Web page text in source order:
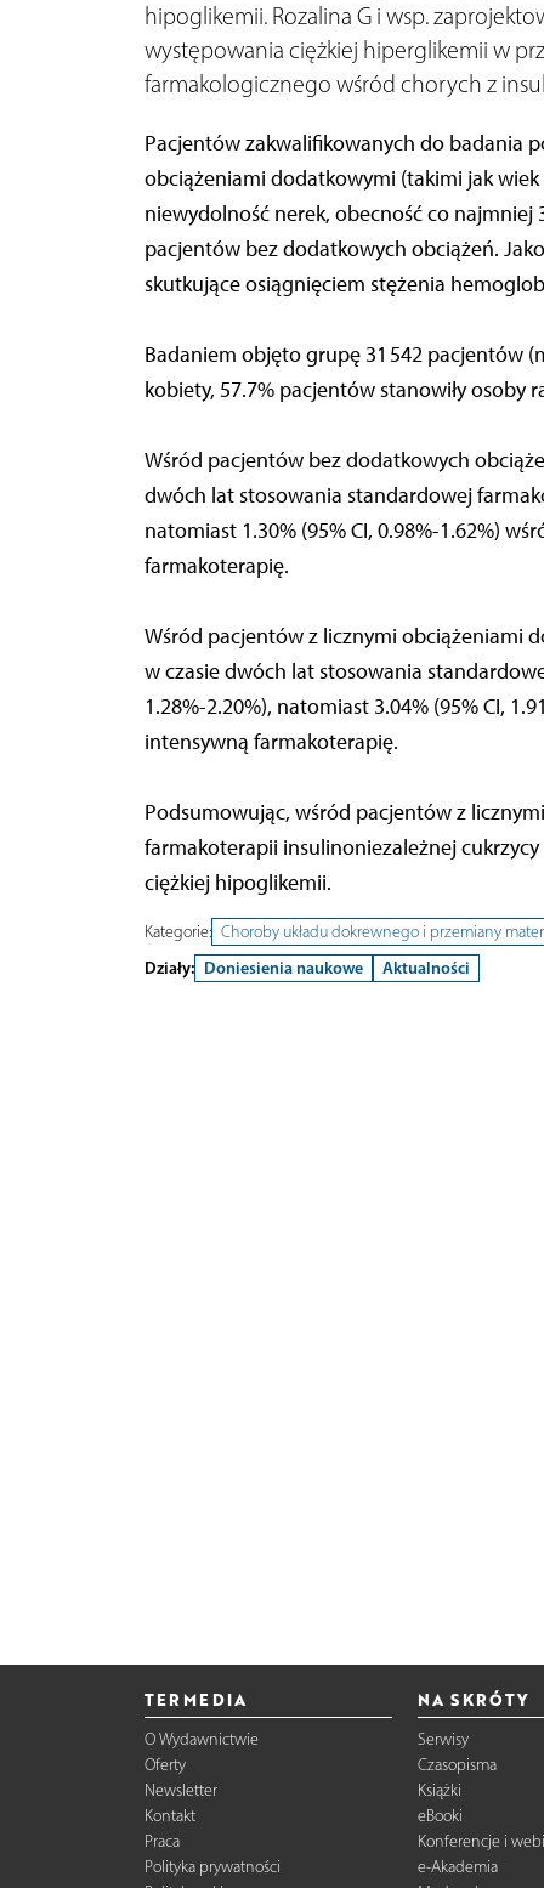
hipoglikemii. Rozalina G i wsp.
występowania ciężkiej hiperglikemii w
farmakologicznego wśród chorych z
Pacjentów zakwalifikowanych do badania
obciążeniami dodatkowymi (takimi jak wiek
niewydolność nerek, obecność co najmniej
pacjentów bez dodatkowych obciążeń.
skutkujące osiągnięciem stężenia
Badaniem objęto grupę 31 542 pacjentów
kobiety, 57.7% pacjentów stanowiły osoby
Wśród pacjentów bez dodatkowych
dwóch lat stosowania standardowej
natomiast 1.30% (95% CI, 0.98%-1.62%)
farmakoterapię.
Wśród pacjentów z licznymi obciążeniami
w czasie dwóch lat stosowania
1.28%-2.20%), natomiast 3.04% (95% CI,
intensywną farmakoterapię.
Podsumowując, wśród pacjentów z
farmakoterapii insulinoniezależnej
ciężkiej hipoglikemii.
Kategorie: Choroby układu dokrewnego i przemiany
Działy: Doniesienia naukowe Aktualności
TERMEDIA
O Wydawnictwie
Oferty
Newsletter
Kontakt
Praca
Polityka prywatności
NA SKRÓTY
Serwisy
Czasopisma
Książki
eBooki
Konferencje i
e-Akademia